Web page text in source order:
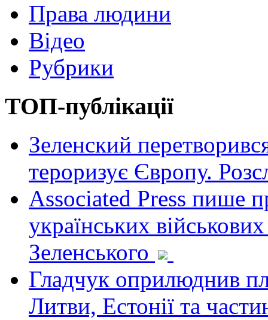
Права людини
Відео
Рубрики
ТОП-публікації
Зеленский
тероризує Європу.
Associated Press пише
українських
Зеленського
Гладчук оприлюднив
Литви, Естонії та